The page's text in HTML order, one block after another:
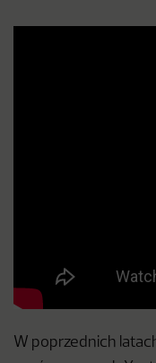
W poprzednich